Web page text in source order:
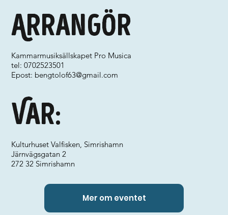
Var:
Arrangör
Kammarmusiksällskapet Pro Musica
tel: 0702523501
Epost: bengtolof63@gmail.com
Kulturhuset Valfisken, Simrishamn
Järnvägsgatan 2
272 32 Simrishamn
Mer om eventet